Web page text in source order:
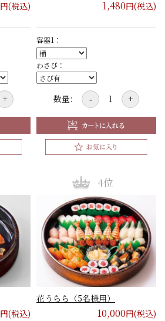
円(税込)
+
1,480円(税込)
容器1：
わさび：
数量: - +
円(税込)
花うらら（5名様用）
10,000円(税込)